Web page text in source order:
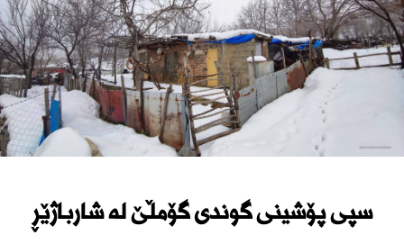
سپی پۆشینی گوندی گۆمڵێ لە شارباژێڕ